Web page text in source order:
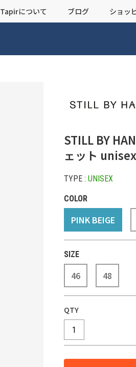
Tapirについて ブログ ショッ
STILL BY
ェット unisex
TYPE : UNISEX
COLOR
PINK BEIGE
SIZE
46 48
QTY